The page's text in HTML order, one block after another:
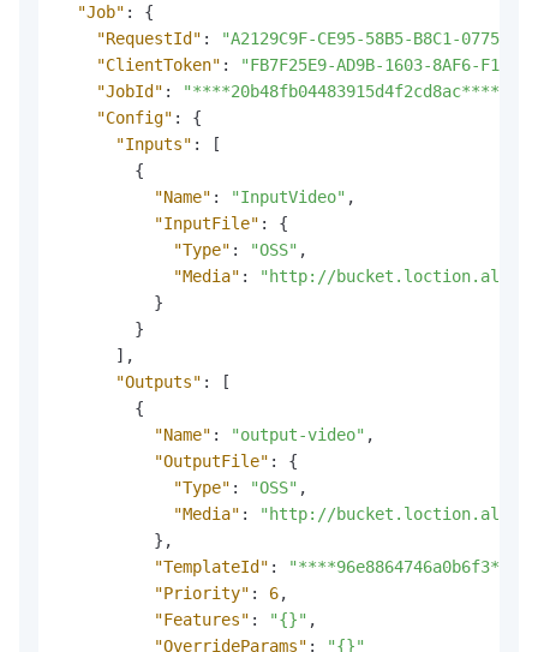
"Job" :
{
"RequestId" :
"A2129C9F-CE95-58B5-B8C1-
"ClientToken" :
"FB7F25E9-AD9B-1603-8AF6-
"JobId" : "****20b48fb04483915d4f2cd8ac****"
"Config" :
{
"Inputs" :
[
{
"Name" : "InputVideo" ,
"InputFile" :
{
"Type" : "OSS" ,
"Media" :
"http://
}
}
] ,
"Outputs" :
[
{
"Name" : "output-video" ,
"OutputFile" :
{
"Type" : "OSS" ,
"Media" :
"http://
} ,
"TemplateId" :
"****96e8864746a0b6f3****"
"Priority" : 6,
"Features" : "{}" ,
"OverrideParams" :
"{}"